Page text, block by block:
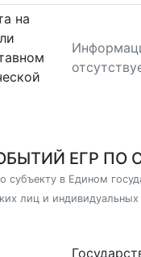
на
ЕГР ПО
субъекту в Едином
лиц и индивидуальных